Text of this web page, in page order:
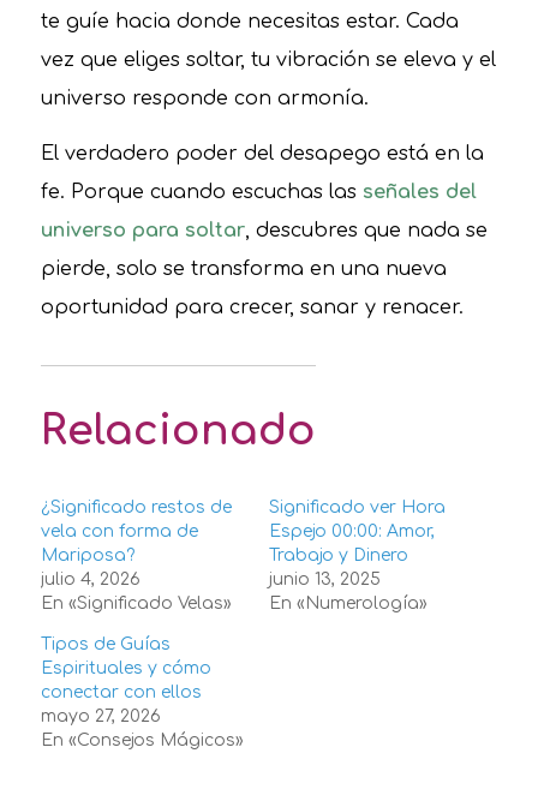
te guíe hacia donde necesitas estar. Cada
vez que eliges soltar, tu vibración se eleva y el
universo responde con armonía.
El verdadero poder del desapego está en la
fe. Porque cuando escuchas las señales del
universo para soltar, descubres que nada se
pierde, solo se transforma en una nueva
oportunidad para crecer, sanar y renacer.
Relacionado
¿Significado restos de
vela con forma de
Mariposa?
julio 4, 2026
En «Significado Velas»
Significado ver Hora
Espejo 00:00: Amor,
Trabajo y Dinero
junio 13, 2025
En «Numerología»
Tipos de Guías
Espirituales y cómo
conectar con ellos
mayo 27, 2026
En «Consejos Mágicos»